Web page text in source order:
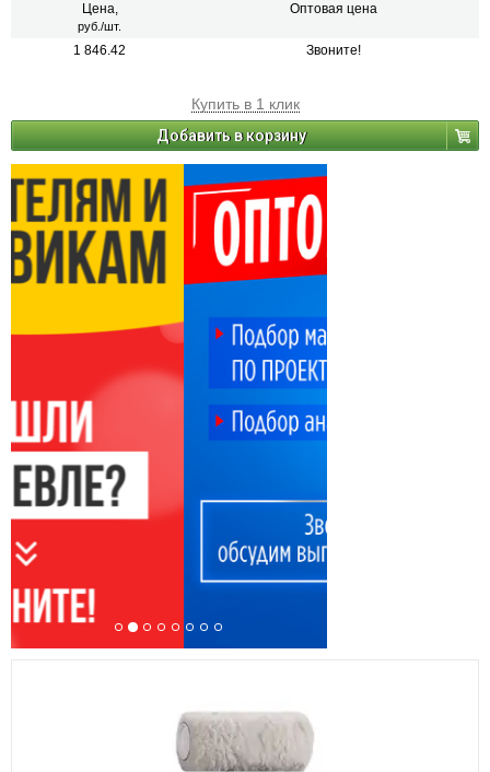
Цена,
руб./шт.
Оптовая цена
1 846.42 Звоните!
Купить в 1 клик
Добавить в корзину